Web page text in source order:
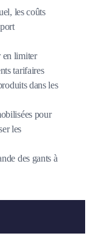
les coûts
en limiter
tarifaires
dans les
pour
les
des gants à